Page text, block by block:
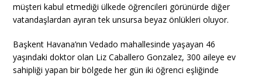
müşteri kabul etmediği ülkede öğrencileri görünürde diğer
vatandaşlardan ayıran tek unsursa beyaz önlükleri oluyor.
Başkent Havana’nın Vedado mahallesinde yaşayan 46
yaşındaki doktor olan Liz Caballero Gonzalez, 300 aileye ev
sahipliği yapan bir bölgede her gün iki öğrenci eşliğinde